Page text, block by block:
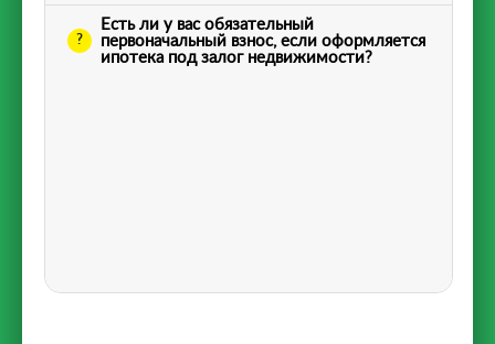
Есть ли у вас обязательный
первоначальный взнос, если оформляется
ипотека под залог недвижимости?